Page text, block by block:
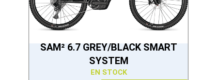
SAM² 6.7 GREY/BLACK SMART
SYSTEM
EN STOCK